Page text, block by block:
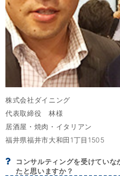
株式会社ダイニング
代表取締役 林様
居酒屋・焼肉・イタリアン
福井県福井市大和田1丁目1505
コンサルティングを受けてい
たと思いますか？